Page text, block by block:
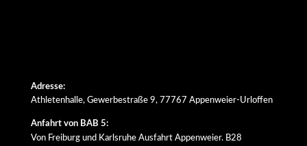
Adresse:
Athletenhalle, Gewerbestraße 9, 77767 Appenweier-Urloffen
Anfahrt von BAB 5:
Von Freiburg und Karlsruhe Ausfahrt Appenweier. B28